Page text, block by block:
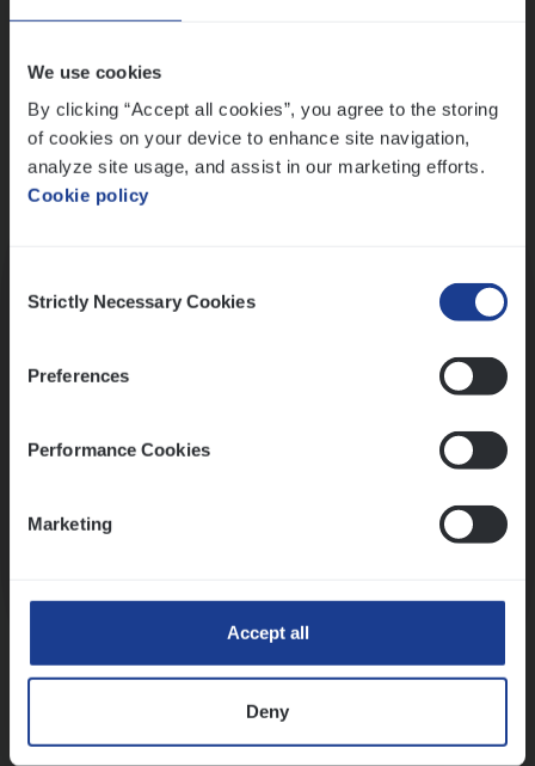
We use cookies
By clicking “Accept all cookies”, you agree to the storing
of cookies on your device to enhance site navigation,
analyze site usage, and assist in our marketing efforts.
Cookie policy
Selection
Strictly Necessary Cookies
Preferences
Performance Cookies
Marketing
Accept all
Deny